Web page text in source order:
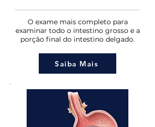
O exame mais completo para
examinar todo o intestino grosso e a
porção final do intestino delgado.
Saiba Mais